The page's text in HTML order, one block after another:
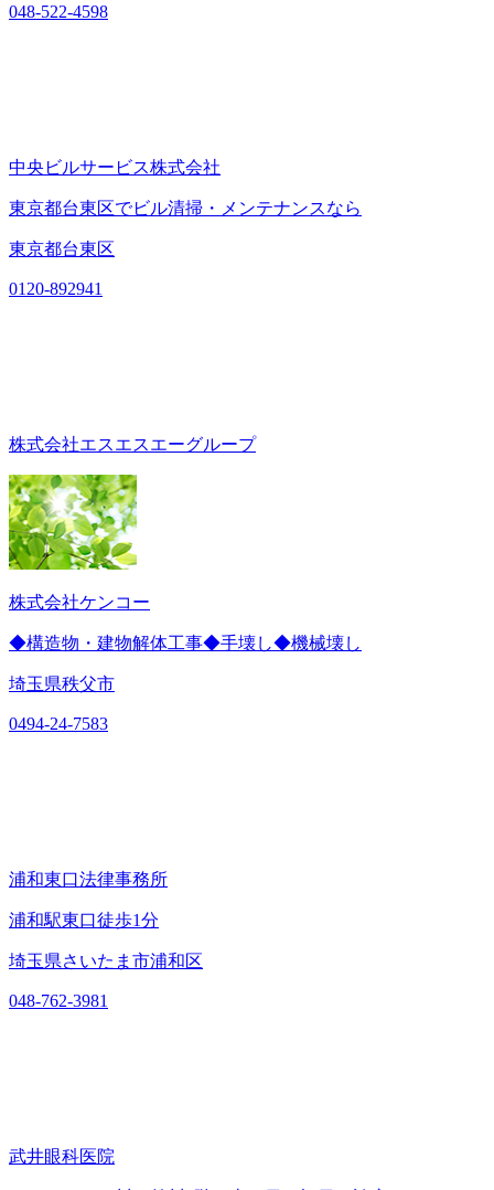
048-522-4598
中央ビルサービス株式会社
東京都台東区でビル清掃・メンテナンスなら
東京都台東区
0120-892941
株式会社エスエスエーグループ
株式会社ケンコー
◆構造物・建物解体工事◆手壊し◆機械壊し
埼玉県秩父市
0494-24-7583
浦和東口法律事務所
浦和駅東口徒歩1分
埼玉県さいたま市浦和区
048-762-3981
武井眼科医院